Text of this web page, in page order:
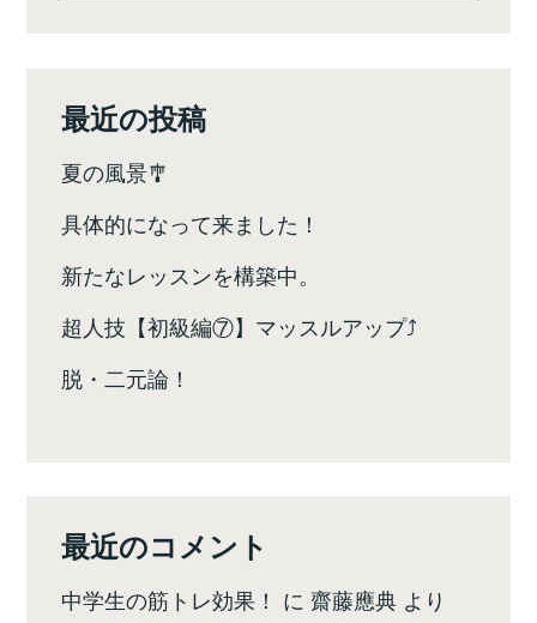
ョ
ン
最近の投稿
夏の風景🎐
具体的になって来ました！
新たなレッスンを構築中。
超人技【初級編⑦】マッスルアップ⤴️
脱・二元論！
最近のコメント
中学生の筋トレ効果！ に齋藤應典 より